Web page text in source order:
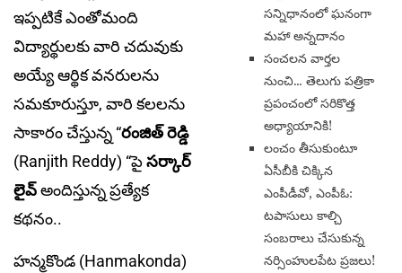
ఇప్పటికే ఎంతోమంది
విద్యార్థులకు వారి చదువుకు
అయ్యే ఆర్థిక వనరులను
సమకూరుస్తూ, వారి కలలను
సాకారం చేస్తున్న “రంజిత్ రెడ్డి
(Ranjith Reddy) “పైసర్కార్
లైవ్అందిస్తున్న ప్రత్యేక
కథనం..
హన్మకొండ (Hanmakonda)
సన్నిధానంలో ఘనంగా
మహా అన్నదానం
సంచలన వార్తల
నుంచి… తెలుగు పత్రికా
ప్రపంచంలో సరికొత్త
అధ్యాయానికి!
​లంచం తీసుకుంటూ
ఏసీబీకి చిక్కిన
ఎంపీడీవో, ఎంపీఓ:
టపాసులు కాల్చి
సంబరాలు చేసుకున్న
నర్సింహులపేట ప్రజలు!